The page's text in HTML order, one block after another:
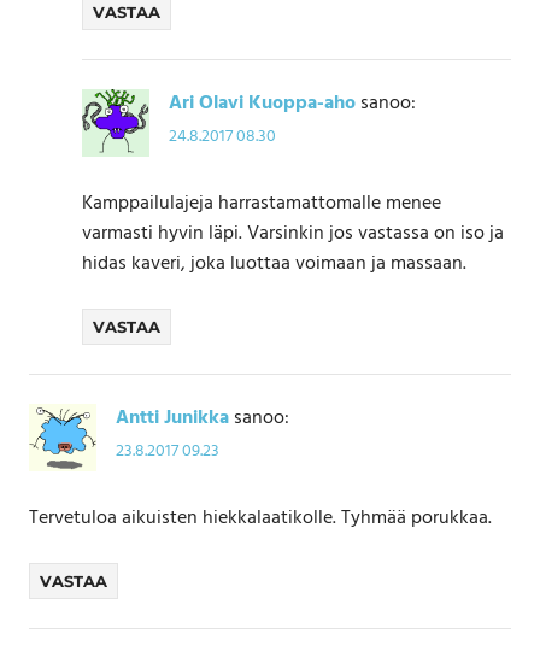
VASTAA
Ari Olavi Kuoppa-ahosanoo:
24.8.2017 08.30
Kamppailulajeja harrastamattomalle menee
varmasti hyvin läpi. Varsinkin jos vastassa on iso ja
hidas kaveri, joka luottaa voimaan ja massaan.
VASTAA
Antti Junikkasanoo:
23.8.2017 09.23
Tervetuloa aikuisten hiekkalaatikolle. Tyhmää porukkaa.
VASTAA